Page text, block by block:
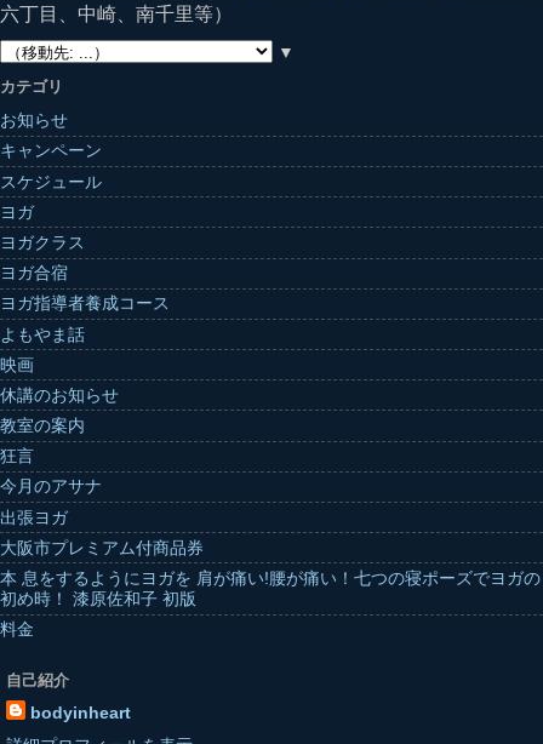
六丁目、中崎、南千里等）
▼
カテゴリ
お知らせ
キャンペーン
スケジュール
ヨガ
ヨガクラス
ヨガ合宿
ヨガ指導者養成コース
よもやま話
映画
休講のお知らせ
教室の案内
狂言
今月のアサナ
出張ヨガ
大阪市プレミアム付商品券
本 息をするようにヨガを 肩が痛い!腰が痛い！七つの寝ポーズでヨガの
初め時！ 漆原佐和子 初版
料金
自己紹介
bodyinheart